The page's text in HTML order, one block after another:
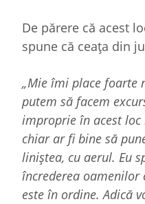
De părere că acest
spune că ceața din
„Mie îmi place foarte
putem să facem
improprie în acest
chiar ar fi bine să
liniștea, cu aerul. Eu
încrederea oamenilor
este în ordine. Adică